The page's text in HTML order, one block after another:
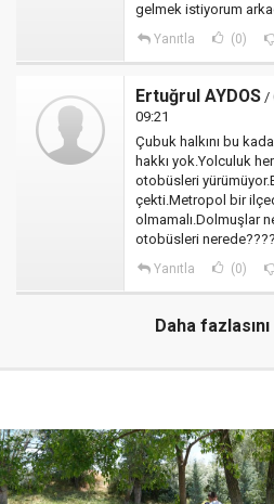
gelmek istiyorum
Yanıtla (0)
Ertuğrul AYDOS /
09:21
Çubuk halkını bu
hakkı yok.Yolculuk
otobüsleri
çekti.Metropol bir
olmamalı.Dolmuşlar
otobüsleri
Yanıtla (0)
Daha